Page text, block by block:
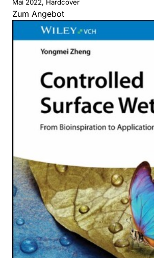
Mai 2022, Hardcover
Zum Angebot